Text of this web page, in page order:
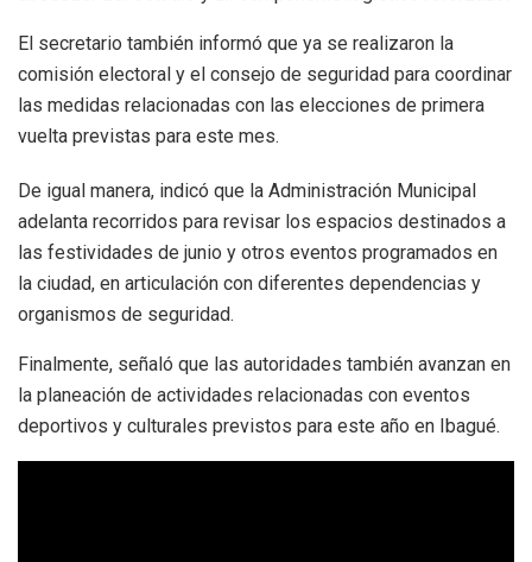
El secretario también informó que ya se realizaron la
comisión electoral y el consejo de seguridad para coordinar
las medidas relacionadas con las elecciones de primera
vuelta previstas para este mes.
De igual manera, indicó que la Administración Municipal
adelanta recorridos para revisar los espacios destinados a
las festividades de junio y otros eventos programados en
la ciudad, en articulación con diferentes dependencias y
organismos de seguridad.
Finalmente, señaló que las autoridades también avanzan en
la planeación de actividades relacionadas con eventos
deportivos y culturales previstos para este año en Ibagué.